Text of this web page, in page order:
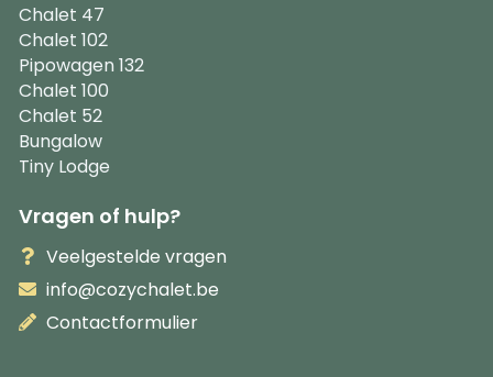
Chalet 47
Chalet 102
Pipowagen 132
Chalet 100
Chalet 52
Bungalow
Tiny Lodge
Vragen of hulp?
Veelgestelde vragen
info@cozychalet.be
Contactformulier